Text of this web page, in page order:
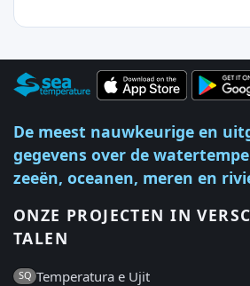
De meest nauwkeurige en
gegevens over de
zeeën, oceanen, meren en
ONZE PROJECTEN IN
TALEN
SQ Temperatura e Ujit